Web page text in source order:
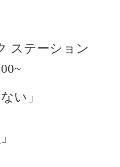
ステーション
い」
」